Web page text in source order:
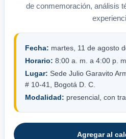
de conmemoración, análisis
Fecha: martes, 11 de agosto
Horario: 8:00 a. m. a 4:00 p.
Lugar: Sede Julio Garavito
# 10-41, Bogotá D. C.
Modalidad: presencial, con
Agregar al